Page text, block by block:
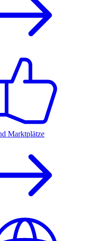
Marktplätze